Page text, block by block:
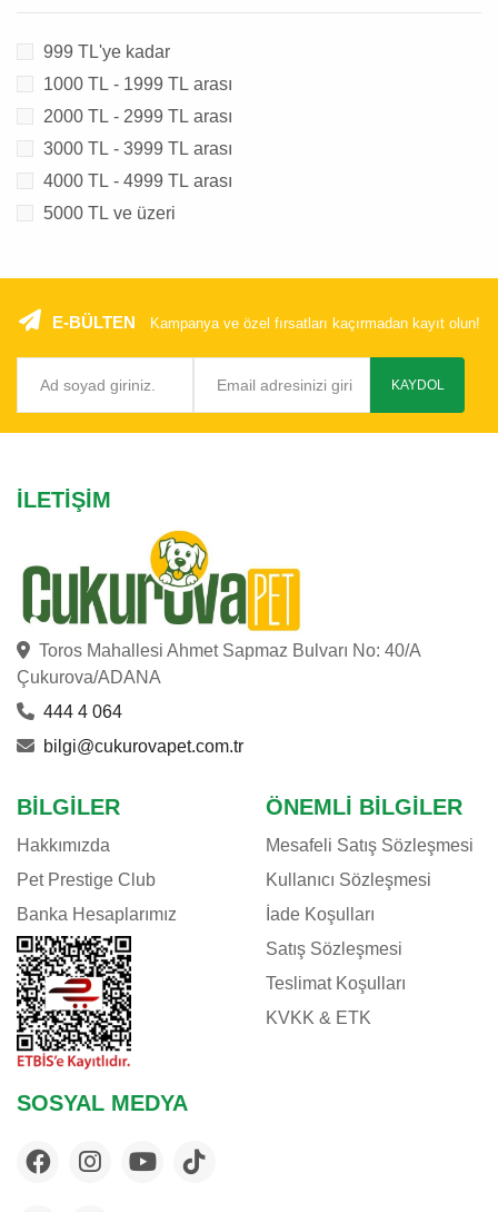
999 TL'ye kadar
1000 TL - 1999 TL arası
2000 TL - 2999 TL arası
3000 TL - 3999 TL arası
4000 TL - 4999 TL arası
5000 TL ve üzeri
E-BÜLTEN Kampanya ve özel fırsatları kaçırmadan kayıt olun!
KAYDOL
İLETIŞIM
Toros Mahallesi Ahmet Sapmaz Bulvarı No: 40/A
Çukurova/ADANA
444 4 064
bilgi@cukurovapet.com.tr
BILGILER
Hakkımızda
Pet Prestige Club
Banka Hesaplarımız
ÖNEMLI BILGILER
Mesafeli Satış Sözleşmesi
Kullanıcı Sözleşmesi
İade Koşulları
Satış Sözleşmesi
Teslimat Koşulları
KVKK & ETK
SOSYAL MEDYA